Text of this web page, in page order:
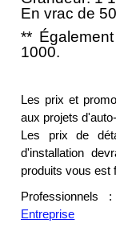
En vrac de
**
1000.
Les prix et
aux projets
Les prix de
d'installation
produits vous est
Professionnels
Entreprise